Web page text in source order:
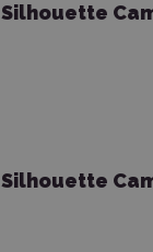
Silhouette
Silhouette